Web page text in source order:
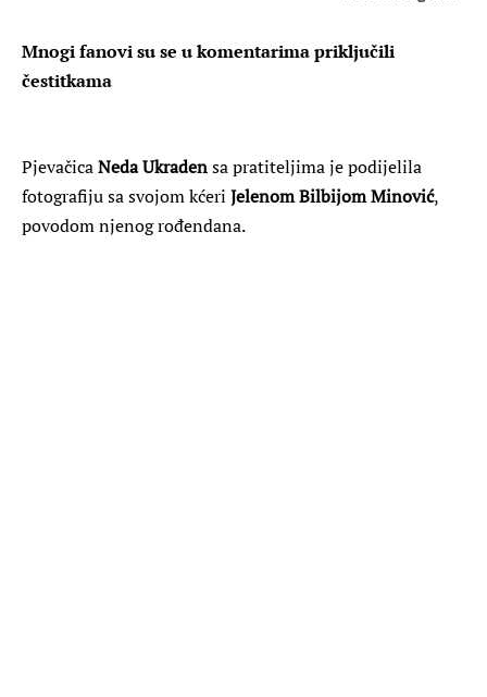
Mnogi fanovi su se u komentarima priključili
čestitkama
PjevačicaNeda Ukradensa pratiteljima je podijelila
fotografiju sa svojom kćeri Jelenom Bilbijom Minović,
povodom njenog rođendana.